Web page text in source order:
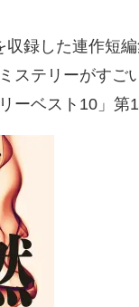
収録した連作短
ステリーがすご
ーベスト10」第1